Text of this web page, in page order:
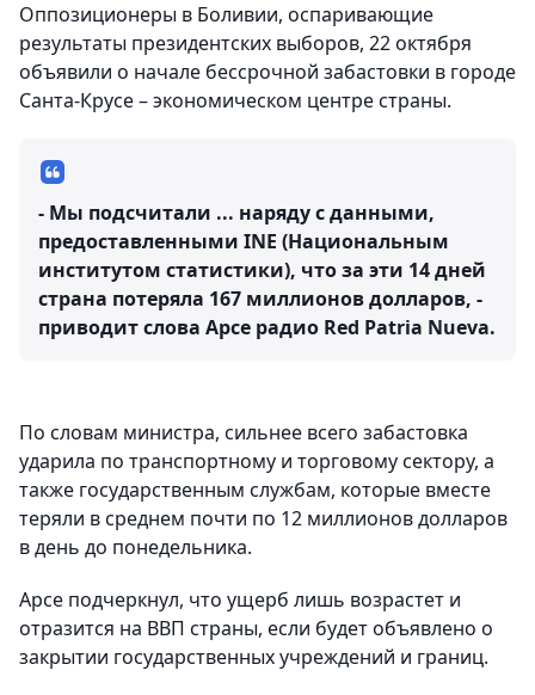
Оппозиционеры в Боливии, оспаривающие
результаты президентских выборов, 22 октября
объявили о начале бессрочной забастовки в городе
Санта-Крусе – экономическом центре страны.
- Мы подсчитали ... наряду с данными,
предоставленными INE (Национальным
институтом статистики), что за эти 14 дней
страна потеряла 167 миллионов долларов, -
приводит слова Арсе радио Red Patria Nueva.
По словам министра, сильнее всего забастовка
ударила по транспортному и торговому сектору, а
также государственным службам, которые вместе
теряли в среднем почти по 12 миллионов долларов
в день до понедельника.
Арсе подчеркнул, что ущерб лишь возрастет и
отразится на ВВП страны, если будет объявлено о
закрытии государственных учреждений и границ.